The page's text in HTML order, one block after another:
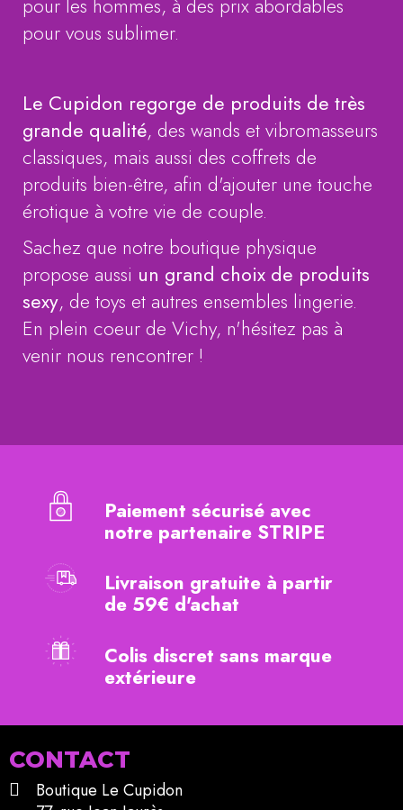
pour vous sublimer.
Le Cupidon regorge de produits de très
grande qualité, des wands et vibromasseurs
classiques, mais aussi des coffrets de
produits bien-être, afin d'ajouter une touche
érotique à votre vie de couple.
Sachez que notre boutique physique
propose aussi un grand choix de produits
sexy, de toys et autres ensembles lingerie.
En plein coeur de Vichy, n'hésitez pas à
venir nous rencontrer !
Paiement sécurisé avec
notre partenaire STRIPE
Livraison gratuite à partir
de 59€ d'achat
Colis discret sans marque
extérieure
CONTACT
Boutique Le Cupidon